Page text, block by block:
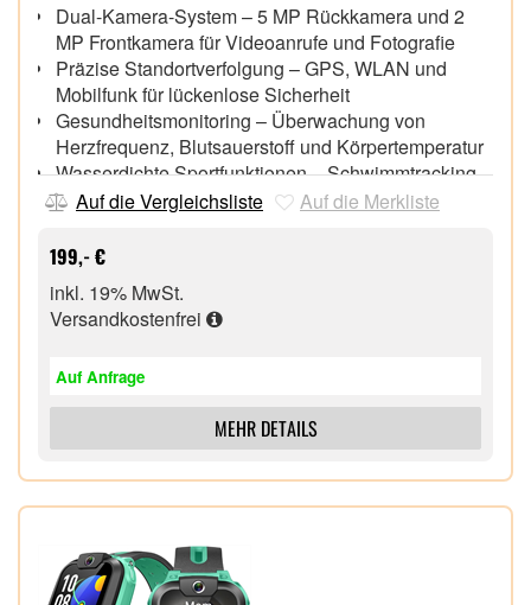
Dual-Kamera-System – 5 MP Rückkamera und 2
MP Frontkamera für Videoanrufe und Fotografie
Präzise Standortverfolgung – GPS, WLAN und
Mobilfunk für lückenlose Sicherheit
Gesundheitsmonitoring – Überwachung von
Herzfrequenz, Blutsauerstoff und Körpertemperatur
Wasserdichte Sportfunktionen – Schwimmtracking
und verschiedene Sportmodi für aktive Kinder
Bildschirm und Kameras
Lange Akkulaufzeit – für zuverlässige Nutzung im
Alltag ohne ständiges Aufladen
Auf die Vergleichsliste Auf die Merkliste
199,- €
inkl. 19% MwSt.
Versandkostenfrei
Auf Anfrage
MEHR DETAILS